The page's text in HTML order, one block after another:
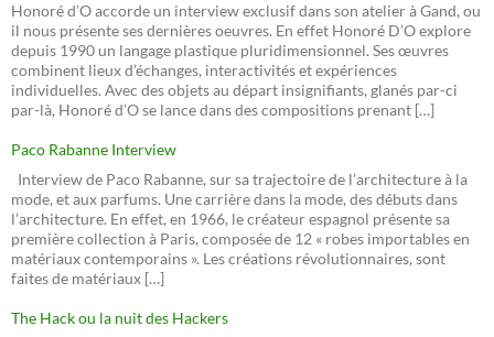
Honoré d’O accorde un interview exclusif dans son atelier à Gand, ou
il nous présente ses dernières oeuvres. En effet Honoré D’O explore
depuis 1990 un langage plastique pluridimensionnel. Ses œuvres
combinent lieux d’échanges, interactivités et expériences
individuelles. Avec des objets au départ insignifiants, glanés par-ci
par-là, Honoré d’O se lance dans des compositions prenant […]
Paco Rabanne Interview
Interview de Paco Rabanne, sur sa trajectoire de l’architecture à la
mode, et aux parfums. Une carrière dans la mode, des débuts dans
l’architecture. En effet, en 1966, le créateur espagnol présente sa
première collection à Paris, composée de 12 « robes importables en
matériaux contemporains ». Les créations révolutionnaires, sont
faites de matériaux […]
The Hack ou la nuit des Hackers